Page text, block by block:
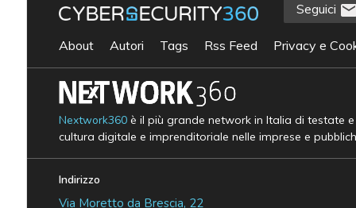
Seguici
About Autori Tags Rss Feed Privacy e
Nextwork360è il più grande network in Italia di testate
cultura digitale e imprenditoriale nelle imprese e
Indirizzo
Via Moretto da Brescia, 22